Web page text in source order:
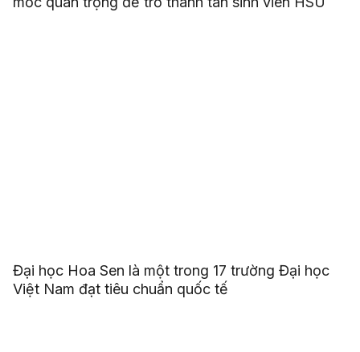
Đại học Hoa Sen là một trong 17 trường Đại học
Việt Nam đạt tiêu chuẩn quốc tế